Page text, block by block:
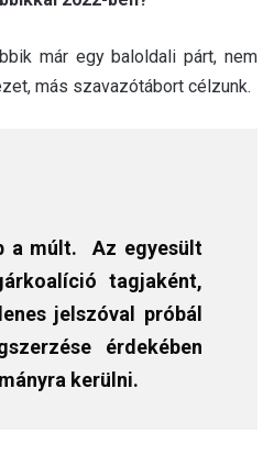
már egy baloldali párt, nem
más szavazótábort célzunk.
a múlt. Az egyesült
tagjaként,
jelszóval próbál
érdekében
kerülni.